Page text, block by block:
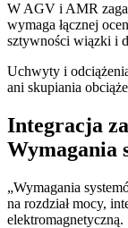
W AGV i AMR
wymaga łącznej
sztywności wiązki i
Uchwyty i
ani skupiania
Integracja
Wymagania
„Wymagania
na rozdział mocy,
elektromagnetyczną.